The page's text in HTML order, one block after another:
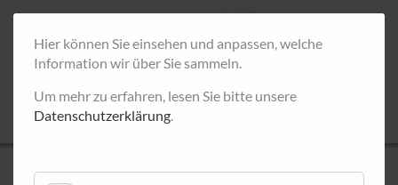
Hier können Sie einsehen und anpassen, welche
Information wir über Sie sammeln.
Um mehr zu erfahren, lesen Sie bitte unsere
Datenschutzerklärung.